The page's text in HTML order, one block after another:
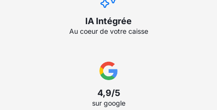
IA Intégrée
Au coeur de votre caisse
4,9/5
sur google